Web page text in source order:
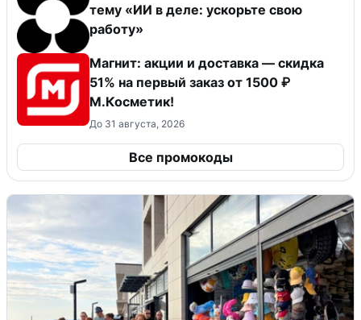
тему «ИИ в деле: ускорьте свою
работу»
Магнит: акции и доставка — скидка
51% на первый заказ от 1500 ₽
М.Косметик!
До 31 августа, 2026
Все промокоды